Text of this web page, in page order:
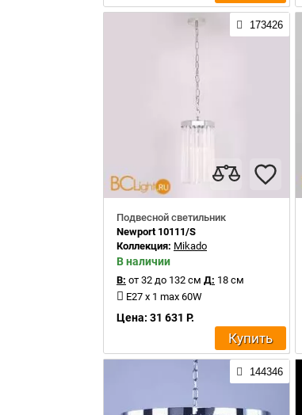
173426
Подвесной светильник
Newport 10111/S
Коллекция: Mikado
В наличии
В: от 32 до 132 см Д: 18 см
E27 x 1 max 60W
Цена: 31 631 Р.
Купить
144346